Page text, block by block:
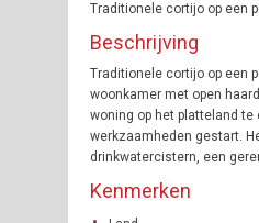
Traditionele cortijo op een
Beschrijving
Traditionele cortijo op een
woonkamer met open
woning op het platteland
werkzaamheden gestart.
drinkwatercistern, een
Kenmerken